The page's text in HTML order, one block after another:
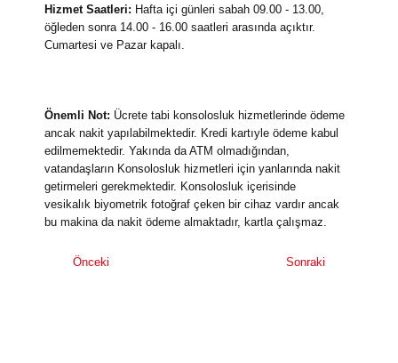
Hizmet Saatleri: Hafta içi günleri sabah 09.00 - 13.00,
öğleden sonra 14.00 - 16.00 saatleri arasında açıktır.
Cumartesi ve Pazar kapalı.
Önemli Not: Ücrete tabi konsolosluk hizmetlerinde ödeme
ancak nakit yapılabilmektedir. Kredi kartıyle ödeme kabul
edilmemektedir. Yakında da ATM olmadığından,
vatandaşların Konsolosluk hizmetleri için yanlarında nakit
getirmeleri gerekmektedir. Konsolosluk içerisinde
vesikalık biyometrik fotoğraf çeken bir cihaz vardır ancak
bu makina da nakit ödeme almaktadır, kartla çalışmaz.
Önceki Sonraki